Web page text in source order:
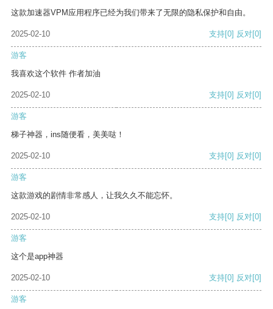
这款加速器VPM应用程序已经为我们带来了无限的隐私保护和自由。
2025-02-10 支持[0] 反对[0]
游客
我喜欢这个软件 作者加油
2025-02-10 支持[0] 反对[0]
游客
梯子神器，ins随便看，美美哒！
2025-02-10 支持[0] 反对[0]
游客
这款游戏的剧情非常感人，让我久久不能忘怀。
2025-02-10 支持[0] 反对[0]
游客
这个是app神器
2025-02-10 支持[0] 反对[0]
游客